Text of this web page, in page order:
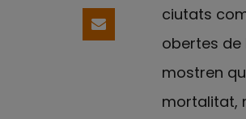
Comparteix per email
ciutats
obertes de
mostren
mortalitat,